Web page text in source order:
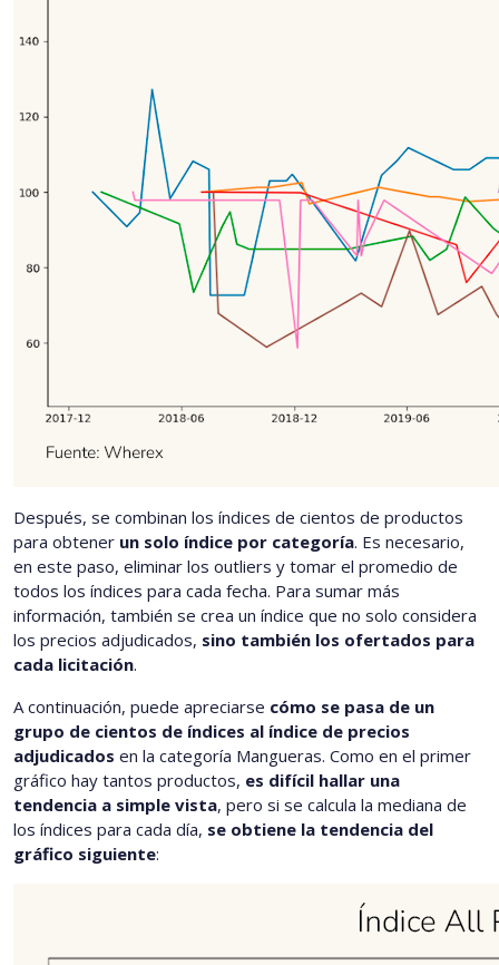
Después, se combinan los índices de cientos de productos
para obtener un solo índice por categoría. Es necesario,
en este paso, eliminar los outliers y tomar el promedio de
todos los índices para cada fecha. Para sumar más
información, también se crea un índice que no solo considera
los precios adjudicados, sino también los ofertados para
cada licitación.
A continuación, puede apreciarse cómo se pasa de un
grupo de cientos de índices al índice de precios
adjudicados en la categoría Mangueras. Como en el primer
gráfico hay tantos productos, es difícil hallar una
tendencia a simple vista, pero si se calcula la mediana de
los índices para cada día, se obtiene la tendencia del
gráfico siguiente: